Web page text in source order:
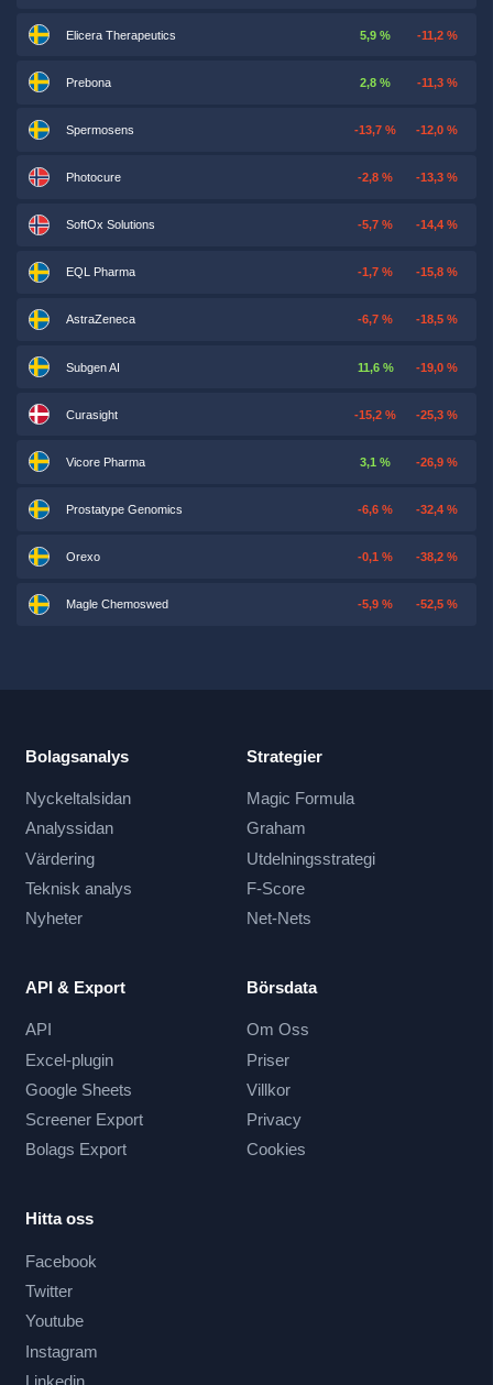
Elicera Therapeutics 5,9 % -11,2 %
Prebona 2,8 % -11,3 %
Spermosens -13,7 % -12,0 %
Photocure -2,8 % -13,3 %
SoftOx Solutions -5,7 % -14,4 %
EQL Pharma -1,7 % -15,8 %
AstraZeneca -6,7 % -18,5 %
Subgen AI 11,6 % -19,0 %
Curasight -15,2 % -25,3 %
Vicore Pharma 3,1 % -26,9 %
Prostatype Genomics -6,6 % -32,4 %
Orexo -0,1 % -38,2 %
Magle Chemoswed -5,9 % -52,5 %
Bolagsanalys
Nyckeltalsidan
Analyssidan
Värdering
Teknisk analys
Nyheter
Strategier
Magic Formula
Graham
Utdelningsstrategi
F-Score
Net-Nets
API & Export
API
Excel-plugin
Google Sheets
Screener Export
Bolags Export
Börsdata
Om Oss
Priser
Villkor
Privacy
Cookies
Hitta oss
Facebook
Twitter
Youtube
Instagram
Linkedin